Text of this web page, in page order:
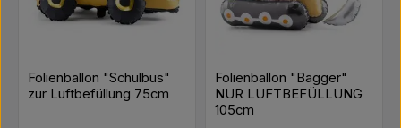
Folienballon "Schulbus"
zur Luftbefüllung 75cm
Folienballon "Bagger"
NUR LUFTBEFÜLLUNG
105cm